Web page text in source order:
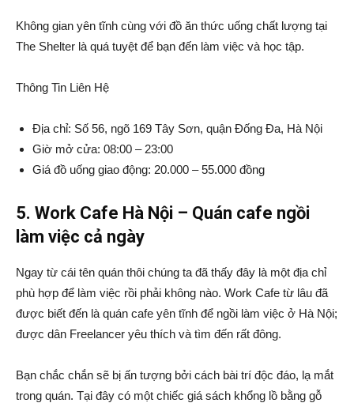
Không gian yên tĩnh cùng với đồ ăn thức uống chất lượng tại
The Shelter là quá tuyệt để bạn đến làm việc và học tập.
Thông Tin Liên Hệ
Địa chỉ: Số 56, ngõ 169 Tây Sơn, quận Đống Đa, Hà Nội
Giờ mở cửa: 08:00 – 23:00
Giá đồ uống giao động: 20.000 – 55.000 đồng
5. Work Cafe Hà Nội – Quán cafe ngồi
làm việc cả ngày
Ngay từ cái tên quán thôi chúng ta đã thấy đây là một địa chỉ
phù hợp để làm việc rồi phải không nào. Work Cafe từ lâu đã
được biết đến là quán cafe yên tĩnh để ngồi làm việc ở Hà Nội;
được dân Freelancer yêu thích và tìm đến rất đông.
Bạn chắc chắn sẽ bị ấn tượng bởi cách bài trí độc đáo, lạ mắt
trong quán. Tại đây có một chiếc giá sách khổng lồ bằng gỗ